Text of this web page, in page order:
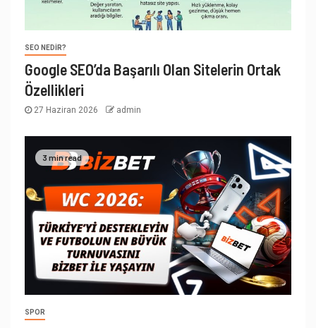
SEO NEDIR?
Google SEO’da Başarılı Olan Sitelerin Ortak
Özellikleri
27 Haziran 2026 admin
3 min read
SPOR